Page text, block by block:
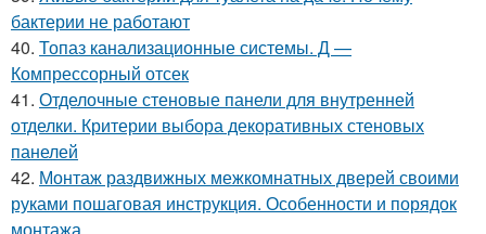
бактерии не работают
40. Топаз канализационные системы. Д —
Компрессорный отсек
41. Отделочные стеновые панели для внутренней
отделки. Критерии выбора декоративных стеновых
панелей
42. Монтаж раздвижных межкомнатных дверей своими
руками пошаговая инструкция. Особенности и порядок